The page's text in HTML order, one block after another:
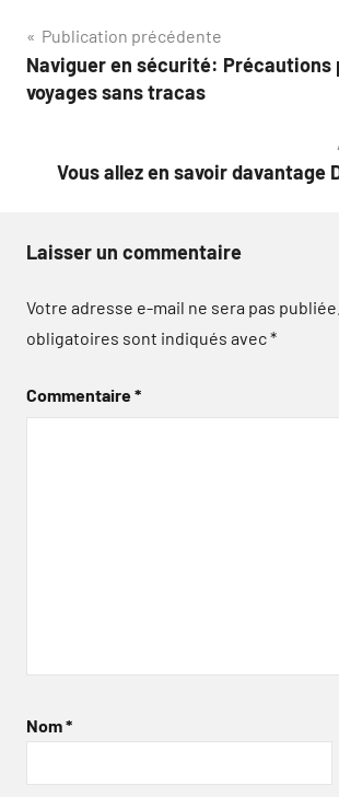
Navigation
de
Publication précédente
Naviguer en sécurité: Précautions
voyages sans tracas
Vous allez en savoir davantage
Laisser un commentaire
Votre adresse e-mail ne sera pas publiée.
obligatoires sont indiqués avec*
Commentaire*
Nom*